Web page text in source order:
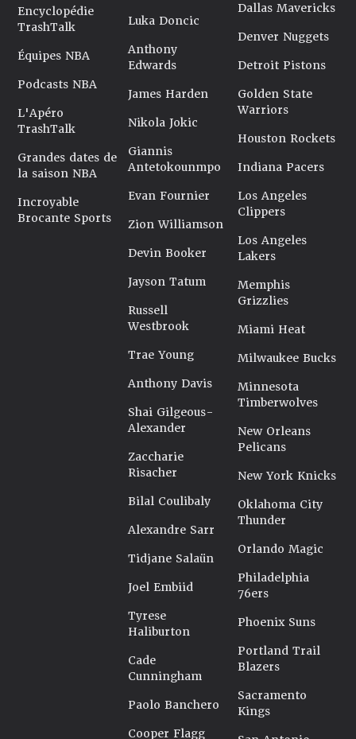
Encyclopédie
TrashTalk
Équipes NBA
Podcasts NBA
L'Apéro
TrashTalk
Grandes dates de
la saison NBA
Incroyable
Brocante Sports
Luka Doncic
Anthony
Edwards
James Harden
Nikola Jokic
Giannis
Antetokounmpo
Evan Fournier
Zion Williamson
Devin Booker
Jayson Tatum
Russell
Westbrook
Trae Young
Anthony Davis
Shai Gilgeous-
Alexander
Zaccharie
Risacher
Bilal Coulibaly
Alexandre Sarr
Tidjane Salaün
Joel Embiid
Tyrese
Haliburton
Cade
Cunningham
Paolo Banchero
Cooper Flagg
Dallas Mavericks
Denver Nuggets
Detroit Pistons
Golden State
Warriors
Houston Rockets
Indiana Pacers
Los Angeles
Clippers
Los Angeles
Lakers
Memphis
Grizzlies
Miami Heat
Milwaukee Bucks
Minnesota
Timberwolves
New Orleans
Pelicans
New York Knicks
Oklahoma City
Thunder
Orlando Magic
Philadelphia
76ers
Phoenix Suns
Portland Trail
Blazers
Sacramento
Kings